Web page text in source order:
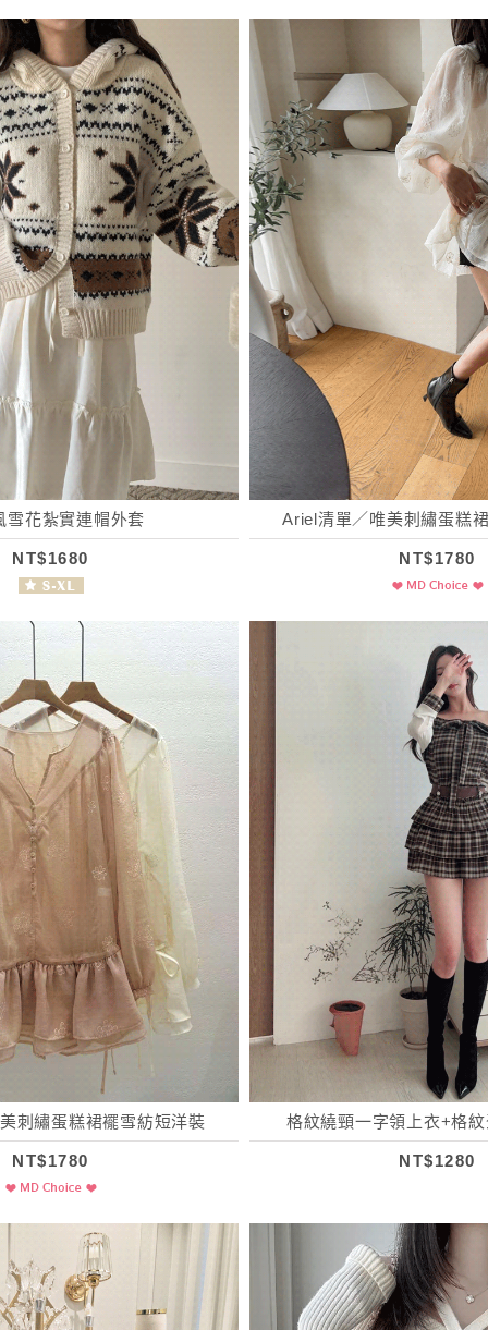
雪花紮實連帽外套
NT$1680
Ariel清單／唯美刺繡蛋糕
NT$1780
刺繡蛋糕裙襬雪紡短洋裝
NT$1780
格紋繞頸一字領上衣+格
NT$1280